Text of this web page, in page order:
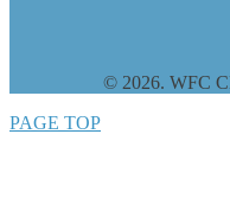
© 2026. WFC
PAGE TOP